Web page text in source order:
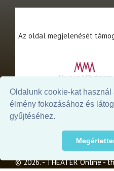
Oldalunk cookie-kat használ
élmény fokozásához és
gyűjtéséhez.
Az oldal megjelenését
© 2026. - THEATER Online -